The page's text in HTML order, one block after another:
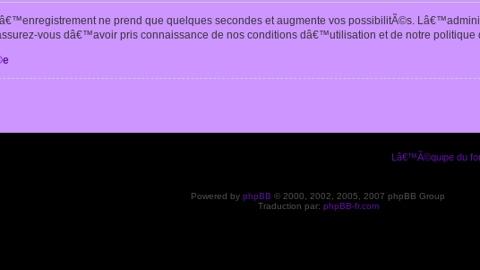
ne prend que quelques secondes et augmente vos possibilitÃ©s.
vous dâ€™avoir pris connaissance de nos conditions dâ€™utilisation et de notre politique
Lâ€™Ã©quipe du
Powered by phpBB © 2000, 2002, 2005, 2007 phpBB Group
Traduction par: phpBB-fr.com